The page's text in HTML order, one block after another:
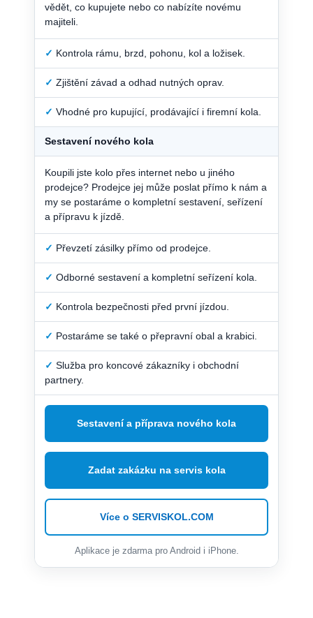
vědět, co kupujete nebo co nabízíte novému
majiteli.
✓ Kontrola rámu, brzd, pohonu, kol a ložisek.
✓ Zjištění závad a odhad nutných oprav.
✓ Vhodné pro kupující, prodávající i firemní kola.
Sestavení nového kola
Koupili jste kolo přes internet nebo u jiného
prodejce? Prodejce jej může poslat přímo k nám a
my se postaráme o kompletní sestavení, seřízení
a přípravu k jízdě.
✓ Převzetí zásilky přímo od prodejce.
✓ Odborné sestavení a kompletní seřízení kola.
✓ Kontrola bezpečnosti před první jízdou.
✓ Postaráme se také o přepravní obal a krabici.
✓ Služba pro koncové zákazníky i obchodní
partnery.
Sestavení a příprava nového kola
Zadat zakázku na servis kola
Více o SERVISKOL.COM
Aplikace je zdarma pro Android i iPhone.